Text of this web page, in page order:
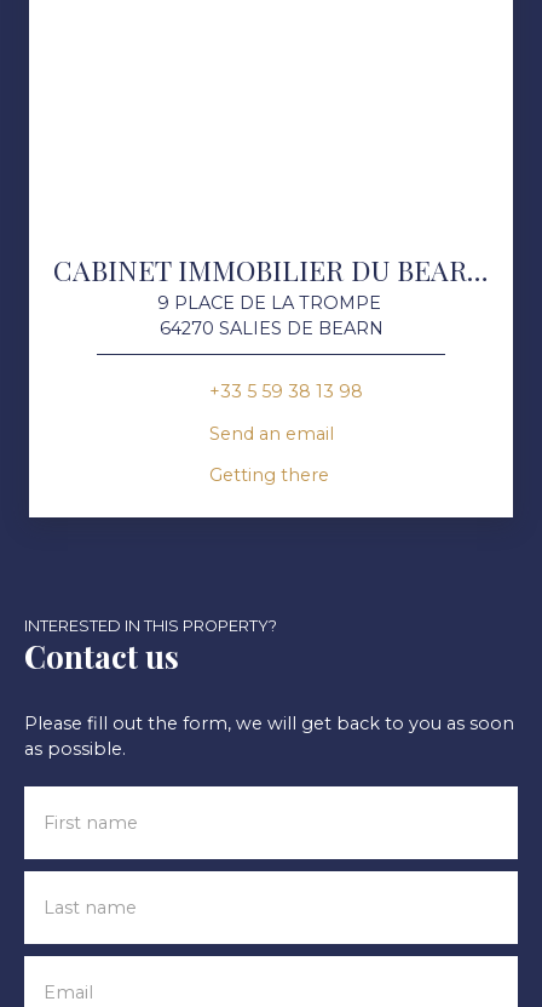
CABINET IMMOBILIER DU BEARN DES GAVES
9 PLACE DE LA TROMPE
64270 SALIES DE BEARN
+33 5 59 38 13 98
Send an email
Getting there
INTERESTED IN THIS PROPERTY?
Contact us
Please fill out the form, we will get back to you as soon
as possible.
First name
Last name
Email